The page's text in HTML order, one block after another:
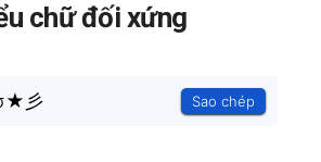
chữ đối xứng
彡 Sao chép